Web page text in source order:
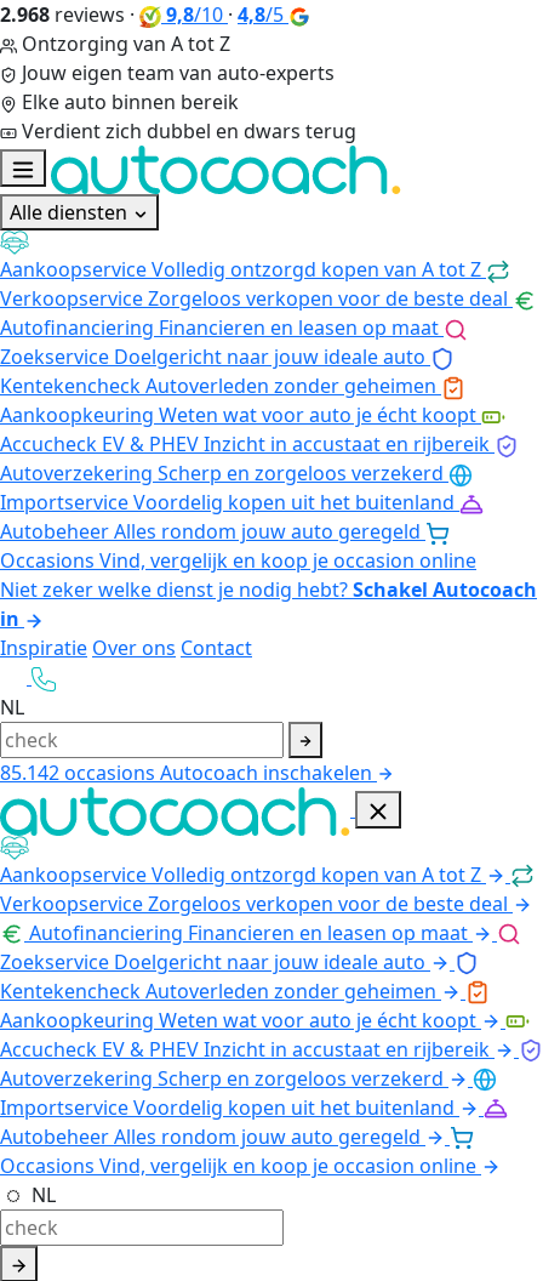
2.968 reviews · 9,8/10 · 4,8/5
Ontzorging van A tot Z
Jouw eigen team van auto-experts
Elke auto binnen bereik
Verdient zich dubbel en dwars terug
Alle diensten
AankoopserviceVolledig ontzorgd kopen van A tot Z
VerkoopserviceZorgeloos verkopen voor de beste deal
Autofinanciering Financieren en leasen op maat
Zoekservice Doelgericht naar jouw ideale auto
KentekencheckAutoverleden zonder geheimen
Aankoopkeuring Weten wat voor auto je écht koopt
Accucheck EV & PHEVInzicht in accustaat en rijbereik
Autoverzekering Scherp en zorgeloos verzekerd
ImportserviceVoordelig kopen uit het buitenland
AutobeheerAlles rondom jouw auto geregeld
Occasions Vind, vergelijk en koop je occasion online
Niet zeker welke dienst je nodig hebt?Schakel Autocoach
in
Inspiratie Over ons Contact
NL
85.142occasions Autocoach inschakelen
AankoopserviceVolledig ontzorgd kopen van A tot Z
VerkoopserviceZorgeloos verkopen voor de beste deal
Autofinanciering Financieren en leasen op maat
Zoekservice Doelgericht naar jouw ideale auto
KentekencheckAutoverleden zonder geheimen
Aankoopkeuring Weten wat voor auto je écht koopt
Accucheck EV & PHEVInzicht in accustaat en rijbereik
Autoverzekering Scherp en zorgeloos verzekerd
ImportserviceVoordelig kopen uit het buitenland
AutobeheerAlles rondom jouw auto geregeld
Occasions Vind, vergelijk en koop je occasion online
NL